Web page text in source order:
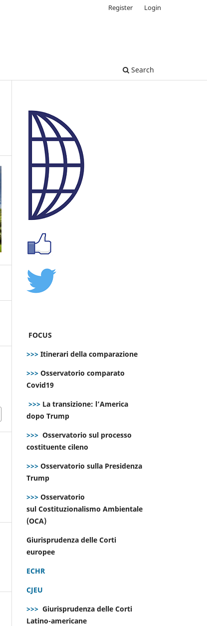
Search
Register Login
FOCUS
>>> Itinerari della comparazione
>>> Osservatorio comparato
Covid19
>>> La transizione: l’America
dopo Trump
>>> Osservatorio sul processo
costituente cileno
>>> Osservatorio sulla Presidenza
Trump
>>> Osservatorio
sul Costituzionalismo Ambientale
(OCA)
Giurisprudenza delle Corti
europee
ECHR
CJEU
>>> Giurisprudenza delle Corti
Latino-americane